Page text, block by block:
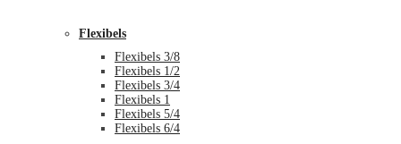
Flexibels
Flexibels 3/8
Flexibels 1/2
Flexibels 3/4
Flexibels 1
Flexibels 5/4
Flexibels 6/4